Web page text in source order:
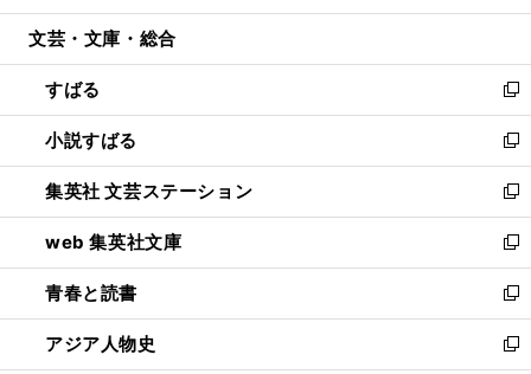
開
ウ
開
く
ン
ウ
で
開
く
ウ
ン
ド
ウ
で
開
く
文芸・文庫・総合
すばる
新
し
い
ウ
ィ
ン
ド
ウ
で
開
く
小説すばる
新
し
い
ウ
ィ
ン
ド
ウ
で
開
集英社 文芸ステーション
新
し
い
ウ
ィ
ン
ド
web 集英社文庫
新
し
い
ウ
ィ
青春と読書
新
し
い
アジア人物史
新